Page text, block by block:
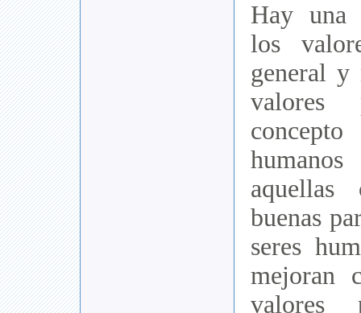
Hay una
los
general y
valores
aquellas
buenas
seres
mejoran
valores